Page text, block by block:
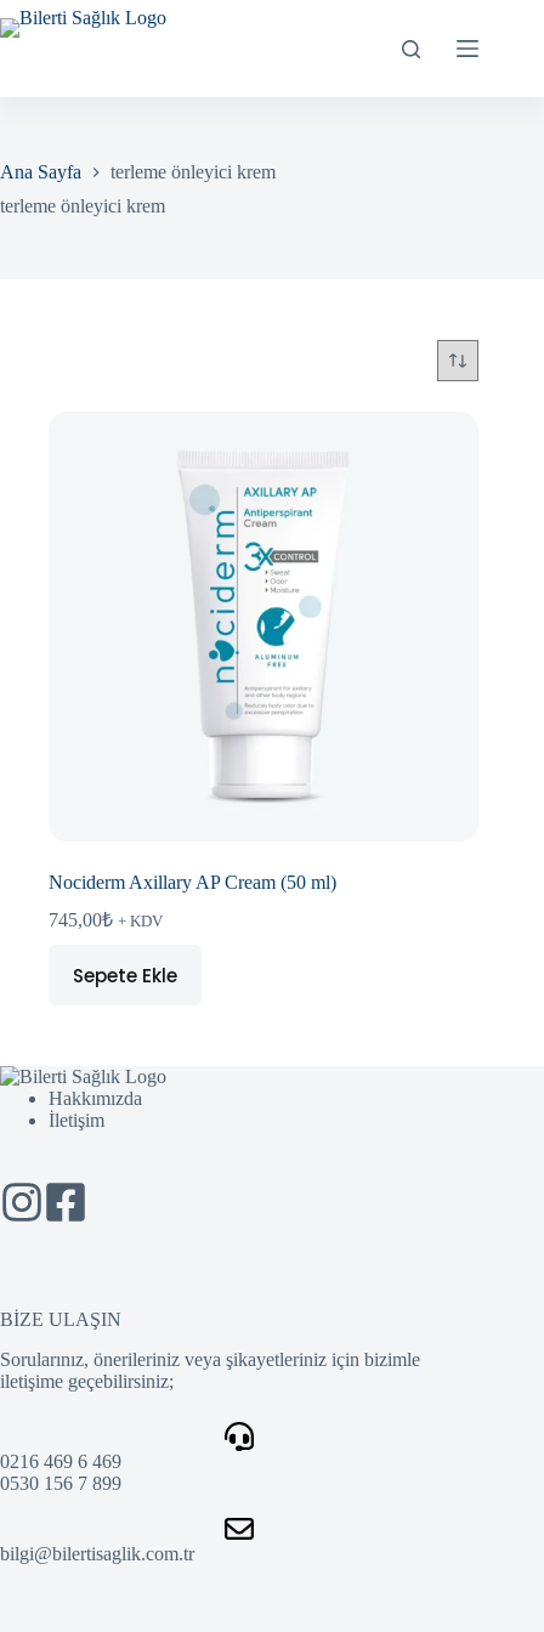
Skip
to
Ana Sayfa
terleme önleyici krem
terleme önleyici krem
Nociderm Axillary AP Cream (50 ml)
745,00₺ + KDV
Sepete Ekle
Hakkımızda
İletişim
BİZE ULAŞIN
Sorularınız, önerileriniz veya şikayetleriniz için bizimle
iletişime geçebilirsiniz;
0216 469 6 469
0530 156 7 899
bilgi@bilertisaglik.com.tr